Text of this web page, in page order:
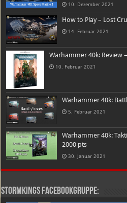
10. Dezember 2021
How to Play – Lost
14. Februar 2021
Warhammer 40k: Review
10. Februar 2021
Warhammer 40k:
5. Februar 2021
Warhammer 40k:
2000 pts
30. Januar 2021
Stormkings Facebookgruppe: